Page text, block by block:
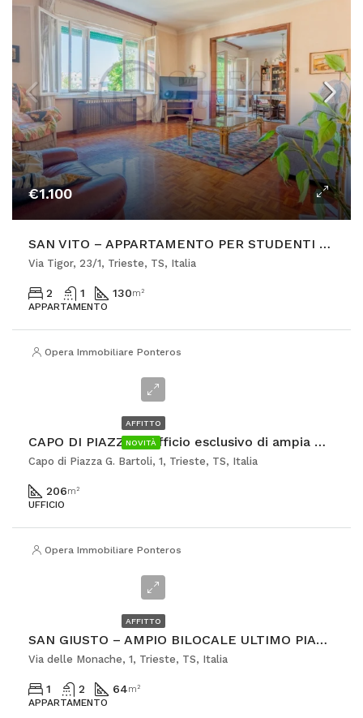
€1.100
SAN VITO – APPARTAMENTO PER STUDENTI CON POSTO AUTO
Via Tigor, 23/1, Trieste, TS, Italia
2 1 130m²
APPARTAMENTO
Opera Immobiliare Ponterosso
AFFITTO
NOVITÀ CAPO DI PIAZZA – Ufficio esclusivo di ampia metratura
Capo di Piazza G. Bartoli, 1, Trieste, TS, Italia
206m²
UFFICIO
Opera Immobiliare Ponterosso
AFFITTO
SAN GIUSTO – AMPIO BILOCALE ULTIMO PIANO
Via delle Monache, 1, Trieste, TS, Italia
1 2 64m²
APPARTAMENTO